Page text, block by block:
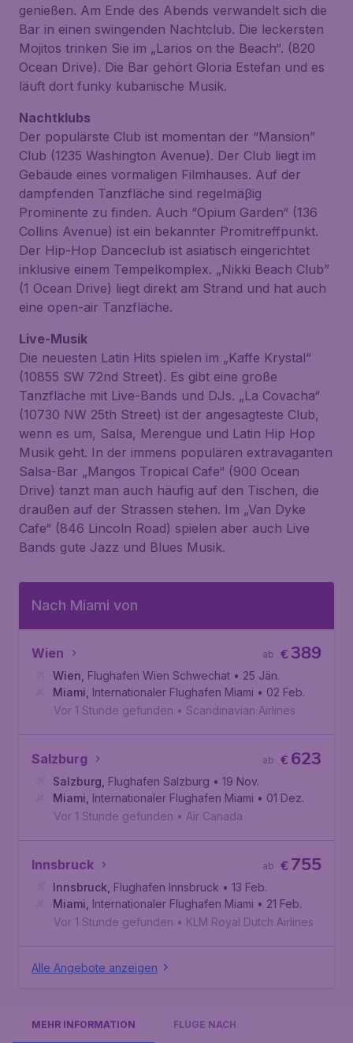
genießen. Am Ende des Abends verwandelt sich die
Bar in einen swingenden Nachtclub. Die leckersten
Mojitos trinken Sie im „Larios on the Beach“. (820
Ocean Drive). Die Bar gehört Gloria Estefan und es
läuft dort funky kubanische Musik.
Nachtklubs
Der populärste Club ist momentan der “Mansion”
Club (1235 Washington Avenue). Der Club liegt im
Gebäude eines vormaligen Filmhauses. Auf der
dampfenden Tanzfläche sind regelmäβig
Prominente zu finden. Auch “Opium Garden“ (136
Collins Avenue) ist ein bekannter Promitreffpunkt.
Der Hip-Hop Danceclub ist asiatisch eingerichtet
inklusive einem Tempelkomplex. „Nikki Beach Club”
(1 Ocean Drive) liegt direkt am Strand und hat auch
eine open-air Tanzfläche.
Live-Musik
Die neuesten Latin Hits spielen im „Kaffe Krystal“
(10855 SW 72nd Street). Es gibt eine große
Tanzfläche mit Live-Bands und DJs. „La Covacha“
(10730 NW 25th Street) ist der angesagteste Club,
wenn es um, Salsa, Merengue und Latin Hip Hop
Musik geht. In der immens populären extravaganten
Salsa-Bar „Mangos Tropical Cafe“ (900 Ocean
Drive) tanzt man auch häufig auf den Tischen, die
draußen auf der Strassen stehen. Im „Van Dyke
Cafe“ (846 Lincoln Road) spielen aber auch Live
Bands gute Jazz und Blues Musik.
Nach Miami von
Wien €389
ab
Wien Flughafen Wien Schwechat • 25 Jän.
Miami Internationaler Flughafen Miami • 02 Feb.
Vor 1 Stunde gefunden • Scandinavian Airlines
Salzburg €623
ab
Salzburg Flughafen Salzburg • 19 Nov.
Miami Internationaler Flughafen Miami • 01 Dez.
Vor 1 Stunde gefunden • Air Canada
Innsbruck €755
ab
Innsbruck Flughafen Innsbruck • 13 Feb.
Miami Internationaler Flughafen Miami • 21 Feb.
Vor 1 Stunde gefunden • KLM Royal Dutch Airlines
Alle Angebote anzeigen
MEHR INFORMATION FLÜGE NACH